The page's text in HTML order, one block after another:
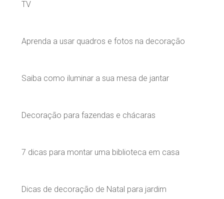
TV
Aprenda a usar quadros e fotos na decoração
Saiba como iluminar a sua mesa de jantar
Decoração para fazendas e chácaras
7 dicas para montar uma biblioteca em casa
Dicas de decoração de Natal para jardim